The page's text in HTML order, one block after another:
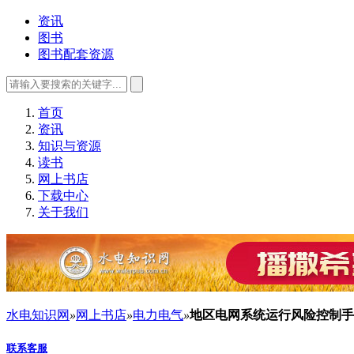
资讯
图书
图书配套资源
首页
资讯
知识与资源
读书
网上书店
下载中心
关于我们
水电知识网 »网上书店»电力电气»地区电网系统运行风险控制
联系客服